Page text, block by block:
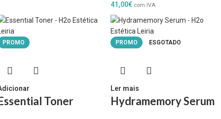
41,00€ com IVA
PROMO
Toner
PROMO ESGOTADO
Ler mais
Hydramemory Serum